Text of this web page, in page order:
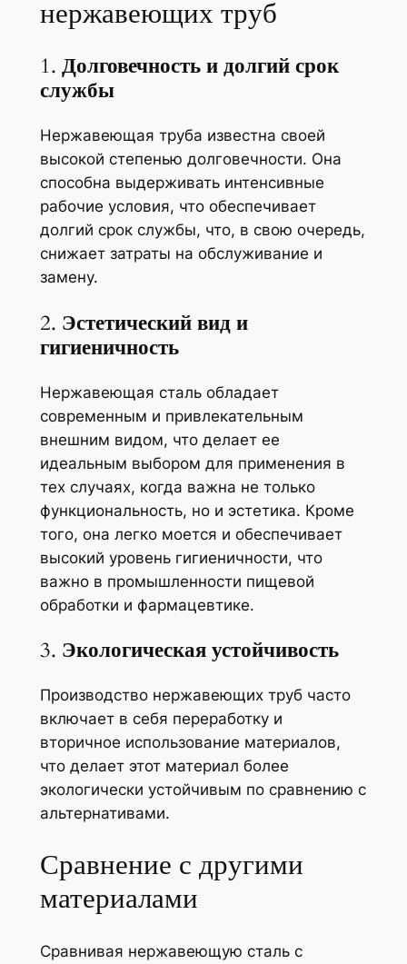
нержавеющих труб
1. Долговечность и долгий срок
службы
Нержавеющая труба известна своей
высокой степенью долговечности. Она
способна выдерживать интенсивные
рабочие условия, что обеспечивает
долгий срок службы, что, в свою очередь,
снижает затраты на обслуживание и
замену.
2. Эстетический вид и
гигиеничность
Нержавеющая сталь обладает
современным и привлекательным
внешним видом, что делает ее
идеальным выбором для применения в
тех случаях, когда важна не только
функциональность, но и эстетика. Кроме
того, она легко моется и обеспечивает
высокий уровень гигиеничности, что
важно в промышленности пищевой
обработки и фармацевтике.
3. Экологическая устойчивость
Производство нержавеющих труб часто
включает в себя переработку и
вторичное использование материалов,
что делает этот материал более
экологически устойчивым по сравнению с
альтернативами.
Сравнение с другими
материалами
Сравнивая нержавеющую сталь с